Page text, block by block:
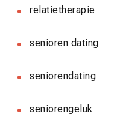
relatietherapie
senioren dating
seniorendating
seniorengeluk